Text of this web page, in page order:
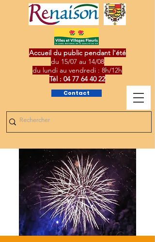
Contact
Accueil du public pendant l'été
du 15/07 au 14/08
du lundi au vendredi : 8h/12h
Tél : 04 77 64 40 22